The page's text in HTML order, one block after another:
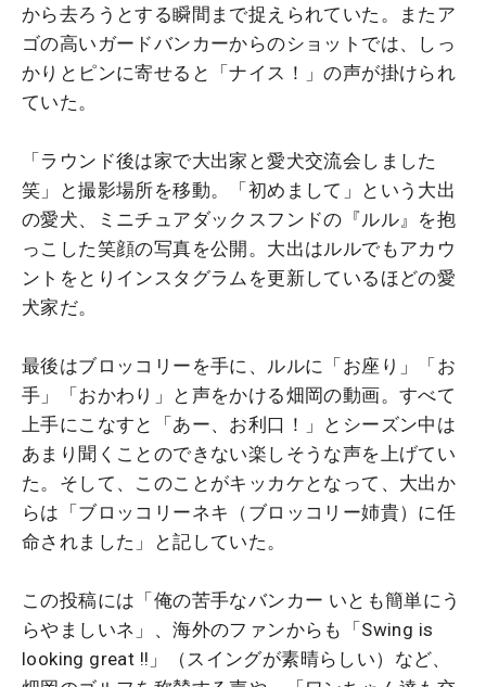
から去ろうとする瞬間まで捉えられていた。またア
ゴの高いガードバンカーからのショットでは、しっ
かりとピンに寄せると「ナイス！」の声が掛けられ
ていた。
「ラウンド後は家で大出家と愛犬交流会しました
笑」と撮影場所を移動。「初めまして」という大出
の愛犬、ミニチュアダックスフンドの『ルル』を抱
っこした笑顔の写真を公開。大出はルルでもアカウ
ントをとりインスタグラムを更新しているほどの愛
犬家だ。
最後はブロッコリーを手に、ルルに「お座り」「お
手」「おかわり」と声をかける畑岡の動画。すべて
上手にこなすと「あー、お利口！」とシーズン中は
あまり聞くことのできない楽しそうな声を上げてい
た。そして、このことがキッカケとなって、大出か
らは「ブロッコリーネキ（ブロッコリー姉貴）に任
命されました」と記していた。
この投稿には「俺の苦手なバンカー いとも簡単にう
らやましいネ」、海外のファンからも「Swing is
looking great !!」（スイングが素晴らしい）など、